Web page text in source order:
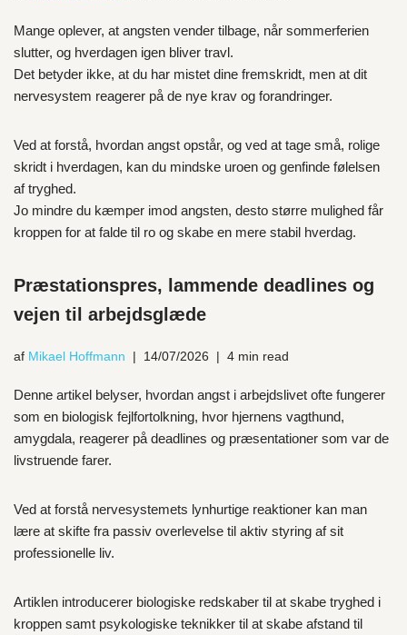
Mange oplever, at angsten vender tilbage, når sommerferien
slutter, og hverdagen igen bliver travl.
Det betyder ikke, at du har mistet dine fremskridt, men at dit
nervesystem reagerer på de nye krav og forandringer.
Ved at forstå, hvordan angst opstår, og ved at tage små, rolige
skridt i hverdagen, kan du mindske uroen og genfinde følelsen
af tryghed.
Jo mindre du kæmper imod angsten, desto større mulighed får
kroppen for at falde til ro og skabe en mere stabil hverdag.
Præstationspres, lammende deadlines og
vejen til arbejdsglæde
af Mikael Hoffmann 14/07/2026 4 min read
Denne artikel belyser, hvordan angst i arbejdslivet ofte fungerer
som en biologisk fejlfortolkning, hvor hjernens vagthund,
amygdala, reagerer på deadlines og præsentationer som var de
livstruende farer.
Ved at forstå nervesystemets lynhurtige reaktioner kan man
lære at skifte fra passiv overlevelse til aktiv styring af sit
professionelle liv.
Artiklen introducerer biologiske redskaber til at skabe tryghed i
kroppen samt psykologiske teknikker til at skabe afstand til